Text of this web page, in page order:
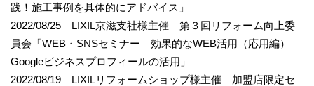
践！施工事例を具体的にアドバイス」
2022/08/25 LIXIL京滋支社様主催 第３回リフォーム向上委
員会「WEB・SNSセミナー 効果的なWEB活用（応用編）
Googleビジネスプロフィールの活用」
2022/08/19 LIXILリフォームショップ様主催 加盟店限定セ